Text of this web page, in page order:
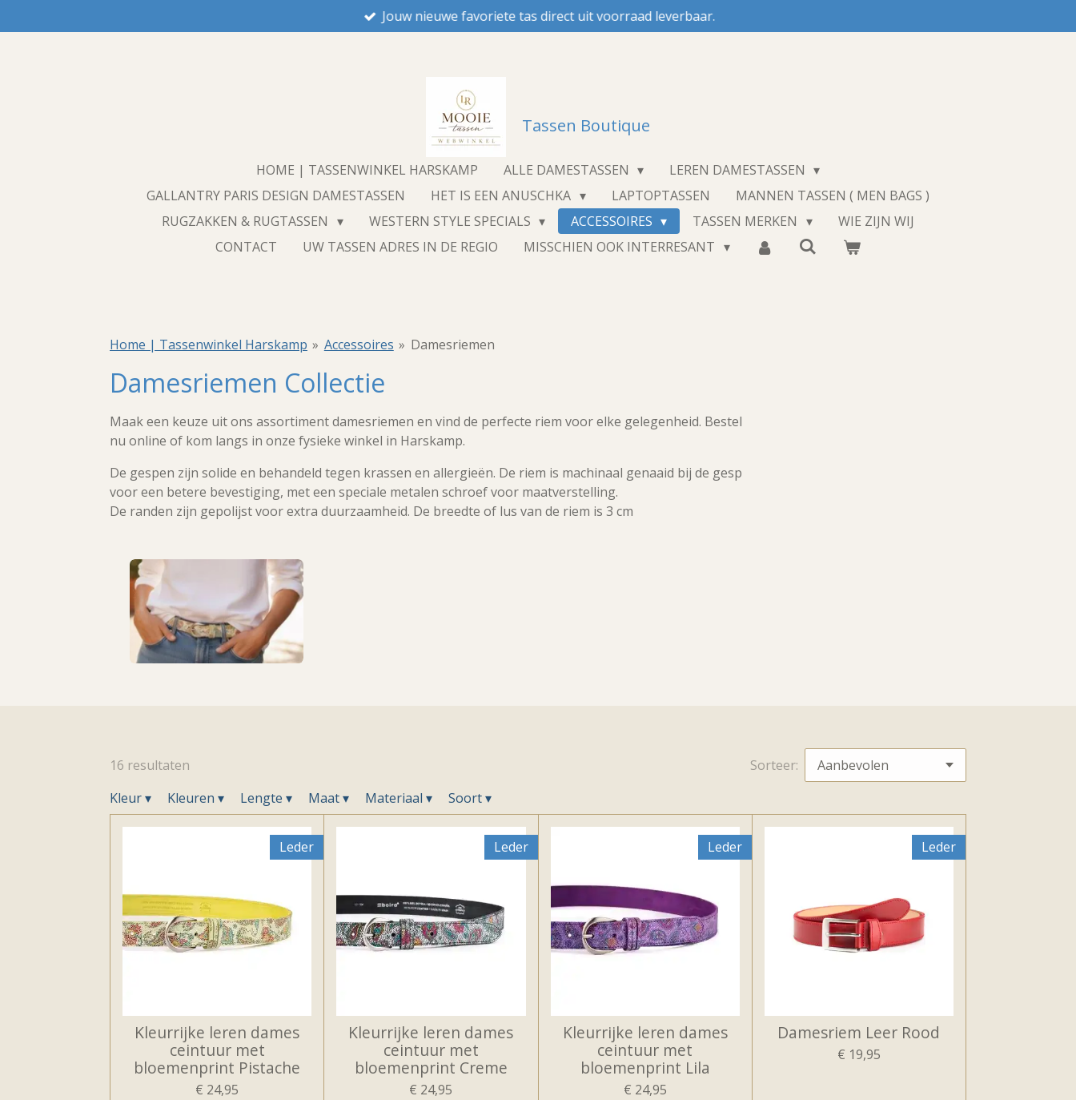
direct
Jouw nieuwe favoriete tas direct uit voorraad leverbaar.
Tassen Boutique
HOME | TASSENWINKEL HARSKAMP ALLE DAMESTASSEN
LEREN DAMESTASSEN
GALLANTRY PARIS DESIGN DAMESTASSEN
HET IS EEN ANUSCHKA LAPTOPTASSEN
MANNEN TASSEN ( MEN BAGS )
RUGZAKKEN & RUGTASSEN
WESTERN STYLE SPECIALS ACCESSOIRES TASSEN MERKEN
WIE ZIJN WIJ
CONTACT
UW TASSEN ADRES IN DE REGIO MISSCHIEN OOK INTERRESANT
Home | Tassenwinkel Harskamp » Accessoires » Damesriemen
Damesriemen Collectie
Maak een keuze uit ons assortiment damesriemen en vind de perfecte riem voor elke gelegenheid. Bestel
nu online of kom langs in onze fysieke winkel in Harskamp.
De gespen zijn solide en behandeld tegen krassen en allergieën. De riem is machinaal genaaid bij de gesp
voor een betere bevestiging, met een speciale metalen schroef voor maatverstelling.
De randen zijn gepolijst voor extra duurzaamheid. De breedte of lus van de riem is 3 cm
16 resultaten
Sorteer:
Kleur▾ Kleuren ▾ Lengte ▾ Maat▾ Materiaal ▾ Soort▾
Leder
Kleurrijke leren dames
ceintuur met
bloemenprint Pistache
€ 24,95
Leder
Kleurrijke leren dames
ceintuur met
bloemenprint Creme
€ 24,95
Leder
Kleurrijke leren dames
ceintuur met
bloemenprint Lila
€ 24,95
Leder
Damesriem Leer Rood
€ 19,95